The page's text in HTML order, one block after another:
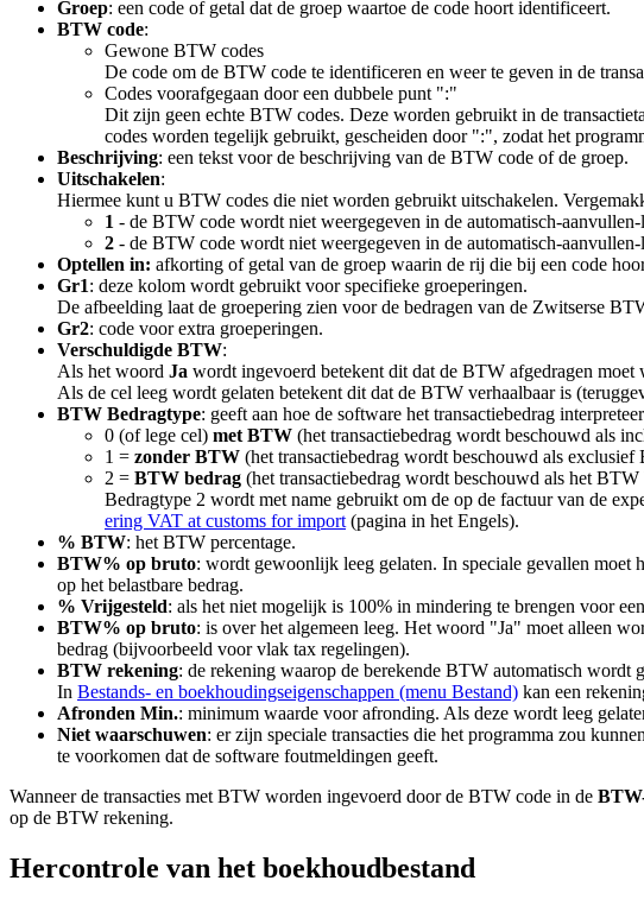
Groep: een code of getal dat de groep waartoe de code hoort identificeert.
BTW code:
Gewone BTW codes
De code om de BTW code te identificeren en weer te geven in de
Codes voorafgegaan door een dubbele punt ":"
Dit zijn geen echte BTW codes. Deze worden gebruikt in de
codes worden tegelijk gebruikt, gescheiden door ":", zodat het
Beschrijving: een tekst voor de beschrijving van de BTW code of de groep.
Uitschakelen:
Hiermee kunt u BTW codes die niet worden gebruikt uitschakelen.
1 - de BTW code wordt niet weergegeven in de automatisch-
2 - de BTW code wordt niet weergegeven in de automatisch-
Optellen in: afkorting of getal van de groep waarin de rij die bij een code
Gr1: deze kolom wordt gebruikt voor specifieke groeperingen.
De afbeelding laat de groepering zien voor de bedragen van de Zwitserse
Gr2: code voor extra groeperingen.
Verschuldigde BTW:
Als het woord Ja wordt ingevoerd betekent dit dat de BTW afgedragen moet
Als de cel leeg wordt gelaten betekent dit dat de BTW verhaalbaar is
BTW Bedragtype: geeft aan hoe de software het transactiebedrag
0 (of lege cel) met BTW (het transactiebedrag wordt beschouwd als
1 = zonder BTW (het transactiebedrag wordt beschouwd als exclusief
2 = BTW bedrag (het transactiebedrag wordt beschouwd als het BTW
Bedragtype 2 wordt met name gebruikt om de op de factuur van de
ering VAT at customs for import (pagina in het Engels).
% BTW: het BTW percentage.
BTW% op bruto: wordt gewoonlijk leeg gelaten. In speciale gevallen
op het belastbare bedrag.
% Vrijgesteld: als het niet mogelijk is 100% in mindering te brengen voor
BTW% op bruto: is over het algemeen leeg. Het woord "Ja" moet alleen
bedrag (bijvoorbeeld voor vlak tax regelingen).
BTW rekening: de rekening waarop de berekende BTW automatisch wordt
In Bestands- en boekhoudingseigenschappen (menu Bestand) kan een
Afronden Min.: minimum waarde voor afronding. Als deze wordt leeg
Niet waarschuwen: er zijn speciale transacties die het programma zou
te voorkomen dat de software foutmeldingen geeft.
Wanneer de transacties met BTW worden ingevoerd door de BTW code in de
op de BTW rekening.
Hercontrole van het boekhoudbestand